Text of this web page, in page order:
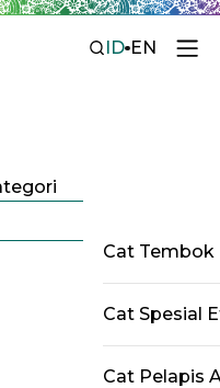
ID EN
Cat Tembok
Cat Spesial
Cat Pelapis